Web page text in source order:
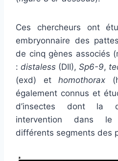
Ces chercheurs ont
embryonnaire des
de cinq gènes associés
: distaless (DII), Sp6-9,
(exd) ethomothorax
également connus et
d’insectes dont la
intervention dans le
différents segments des